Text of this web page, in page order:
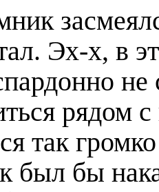
Эх-х, в
рядом
так
был бы